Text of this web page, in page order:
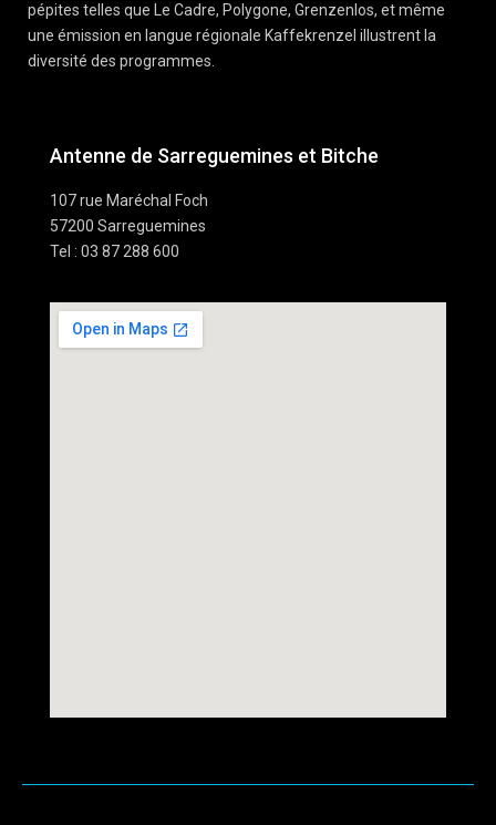
pépites telles que Le Cadre, Polygone, Grenzenlos, et même
une émission en langue régionale Kaffekrenzel illustrent la
diversité des programmes.
Antenne de Sarreguemines et Bitche
107 rue Maréchal Foch
57200 Sarreguemines
Tel : 03 87 288 600